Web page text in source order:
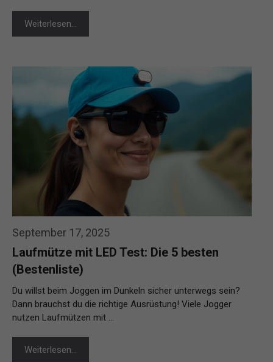
Weiterlesen…
September 17, 2025
Laufmütze mit LED Test: Die 5 besten
(Bestenliste)
Du willst beim Joggen im Dunkeln sicher unterwegs sein?
Dann brauchst du die richtige Ausrüstung! Viele Jogger
nutzen Laufmützen mit …
Weiterlesen…